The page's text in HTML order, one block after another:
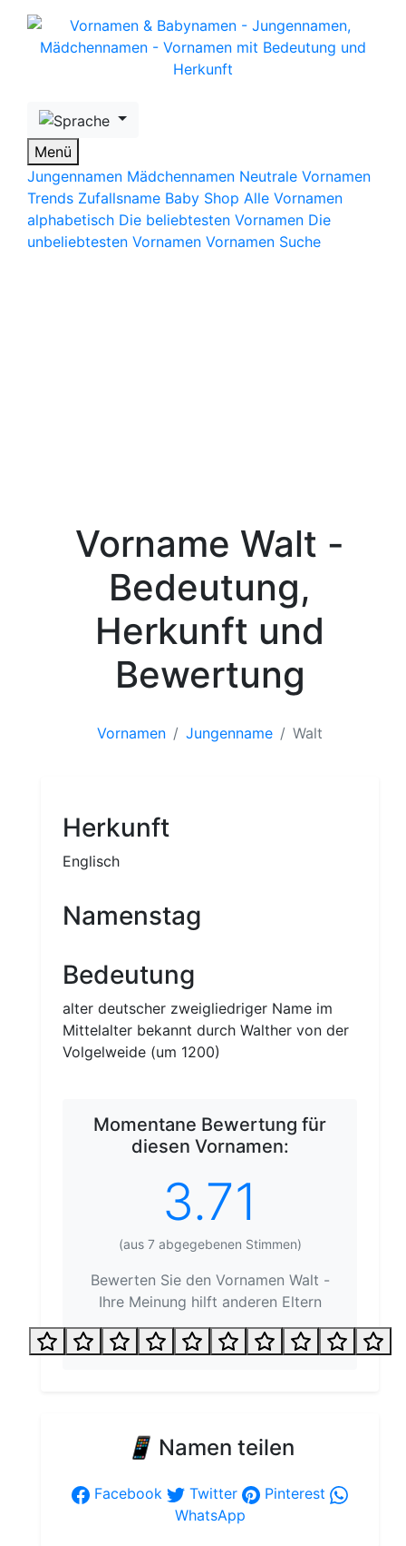
Skip to main content
Menü
Jungennamen Mädchennamen Neutrale Vornamen
Trends Zufallsname Baby Shop Alle Vornamen
alphabetisch Die beliebtesten Vornamen Die
unbeliebtesten Vornamen Vornamen Suche
Vorname Walt -
Bedeutung,
Herkunft und
Bewertung
Vornamen Jungenname Walt
Herkunft
Englisch
Namenstag
Bedeutung
alter deutscher zweigliedriger Name im
Mittelalter bekannt durch Walther von der
Volgelweide (um 1200)
Momentane Bewertung für
diesen Vornamen:
3.71
(aus 7abgegebenen Stimmen)
Bewerten Sie den Vornamen Walt -
Ihre Meinung hilft anderen Eltern
📱 Namen teilen
Facebook Twitter
Pinterest
WhatsApp